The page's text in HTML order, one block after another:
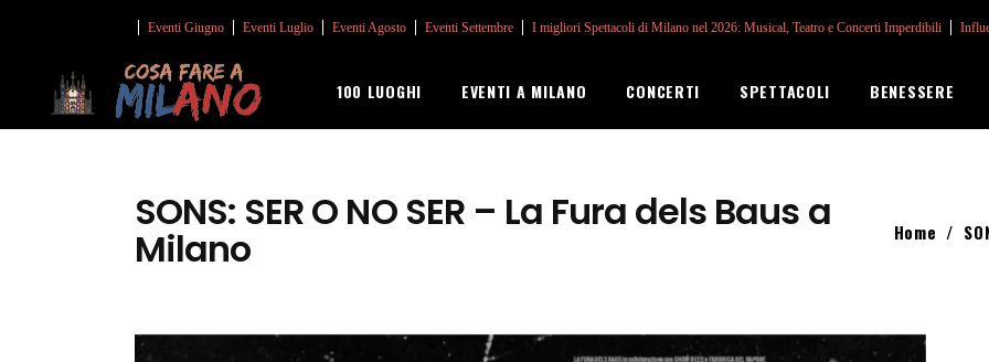
Eventi Giugno Eventi Luglio Eventi Agosto Eventi Settembre I migliori Spettacoli di Milano nel 2026: Musical, Teatro e Concerti Imperdibili
100 LUOGHI EVENTI A MILANO CONCERTI SPETTACOLI BENESSERE
SONS: SER O NO SER – La Fura dels Baus a
Milano Home /